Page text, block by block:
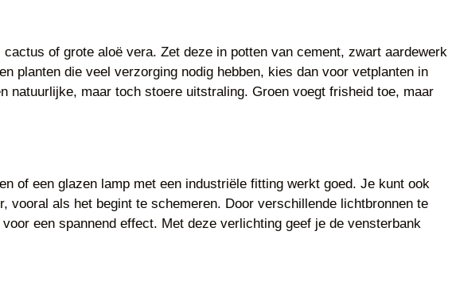
of grote aloë vera. Zet deze in potten van cement, zwart aardewerk
planten die veel verzorging nodig hebben, kies dan voor vetplanten in
natuurlijke, maar toch stoere uitstraling. Groen voegt frisheid toe, maar
of een glazen lamp met een industriële fitting werkt goed. Je kunt ook
als het begint te schemeren. Door verschillende lichtbronnen te
een spannend effect. Met deze verlichting geef je de vensterbank